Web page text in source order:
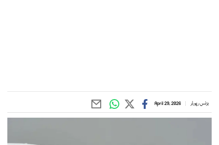
بزنس رپورٹر April 29, 2026